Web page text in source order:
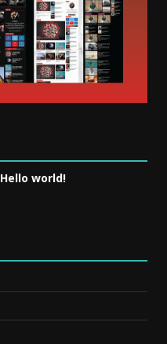
Hello world!